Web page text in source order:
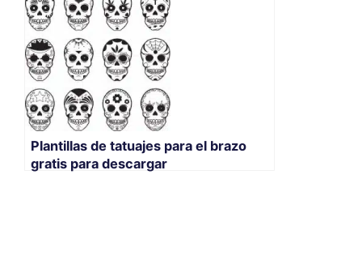
Plantillas de tatuajes para el brazo
gratis para descargar